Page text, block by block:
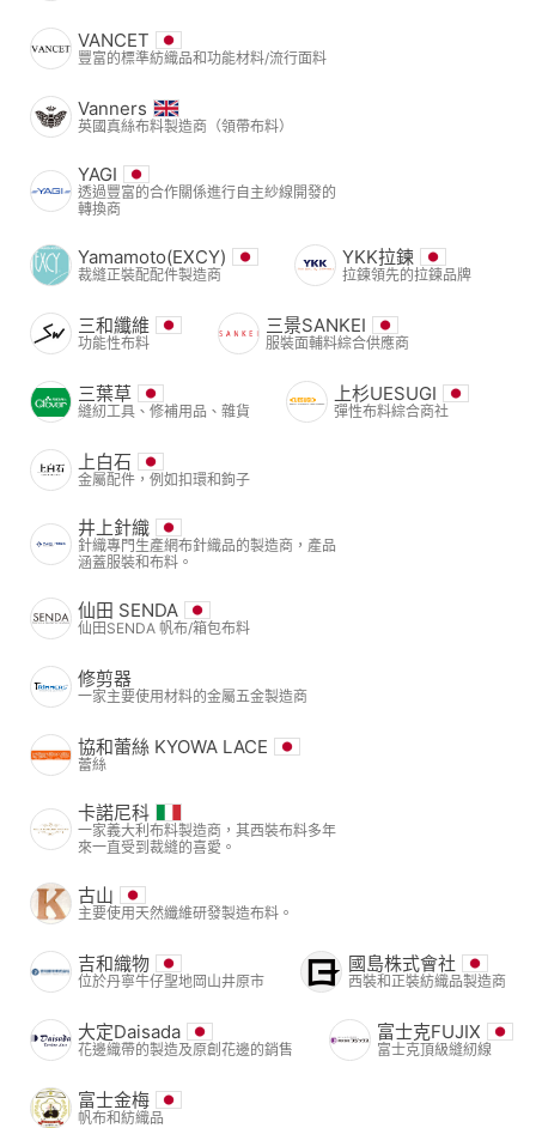
VANCET
豐富的標準紡織品和功能材料/流行面料
Vanners
英國真絲布料製造商（領帶布料）
YAGI
透過豐富的合作關係進行自主紗線開發的
轉換商
Yamamoto(EXCY)
裁縫正裝配配件製造商
YKK拉鍊
拉鍊領先的拉鍊品牌
三和纖維
功能性布料
三景SANKEI
服裝面輔料綜合供應商
三葉草
縫紉工具、修補用品、雜貨
上杉UESUGI
彈性布料綜合商社
上白石
金屬配件，例如扣環和鉤子
井上針織
針織專門生產網布針織品的製造商，產品
涵蓋服裝和布料。
仙田 SENDA
仙田SENDA 帆布/箱包布料
修剪器
一家主要使用材料的金屬五金製造商
協和蕾絲 KYOWA LACE
蕾絲
卡諾尼科
一家義大利布料製造商，其西裝布料多年
來一直受到裁縫的喜愛。
古山
主要使用天然纖維研發製造布料。
吉和織物
位於丹寧牛仔聖地岡山井原市
國島株式會社
西裝和正裝紡織品製造商
大定Daisada
花邊織帶的製造及原創花邊的銷售
富士克FUJIX
富士克頂級縫紉線
富士金梅
帆布和紡織品